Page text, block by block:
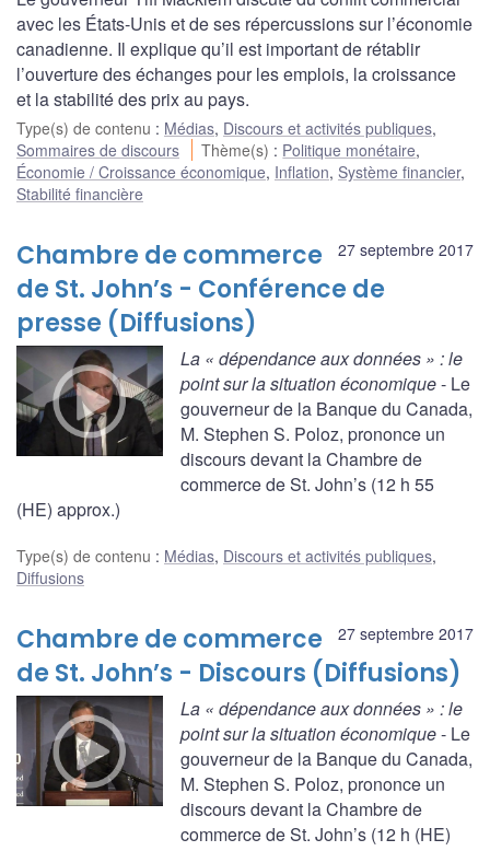
avec les États-Unis et de ses répercussions sur l’économie
canadienne. Il explique qu’il est important de rétablir
l’ouverture des échanges pour les emplois, la croissance
et la stabilité des prix au pays.
Type(s) de contenu : Médias, Discours et activités publiques,
Sommaires de discours
Thème(s) : Politique monétaire,
Économie / Croissance économique, Inflation, Système financier,
Stabilité financière
27 septembre 2017
Chambre de commerce
de St. John’s - Conférence de
presse (Diffusions)
La « dépendance aux données » : le
point sur la situation économique- Le
gouverneur de la Banque du Canada,
M. Stephen S. Poloz, prononce un
discours devant la Chambre de
commerce de St. John’s (12 h 55
(HE) approx.)
Type(s) de contenu : Médias, Discours et activités publiques,
Diffusions
27 septembre 2017
Chambre de commerce
de St. John’s - Discours (Diffusions)
La « dépendance aux données » : le
point sur la situation économique- Le
gouverneur de la Banque du Canada,
M. Stephen S. Poloz, prononce un
discours devant la Chambre de
commerce de St. John’s (12 h (HE)